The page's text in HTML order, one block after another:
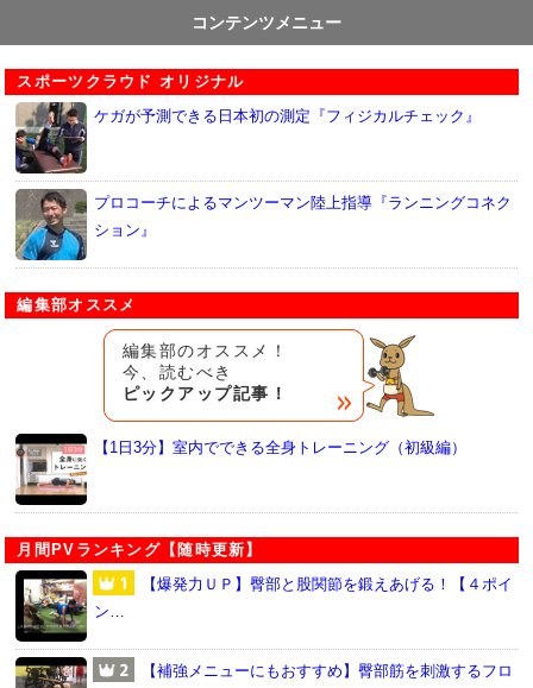
コンテンツメニュー
スポーツクラウド オリジナル
ケガが予測できる日本初の測定『フィジカルチェック』
プロコーチによるマンツーマン陸上指導『ランニングコネク
ション』
編集部オススメ
編集部のオススメ！
今、読むべき
ピックアップ記事！
【1日3分】室内でできる全身トレーニング（初級編）
月間PVランキング【随時更新】
【爆発力ＵＰ】臀部と股関節を鍛えあげる！【４ポイ
ン…
【補強メニューにもおすすめ】臀部筋を刺激するフロ